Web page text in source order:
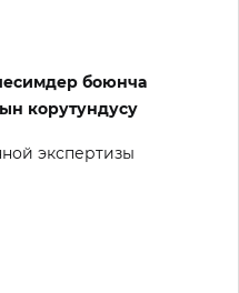
боюнча
корутундусу
экспертизы